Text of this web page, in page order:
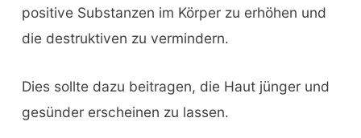
positive Substanzen im Körper zu erhöhen und
die destruktiven zu vermindern.
Dies sollte dazu beitragen, die Haut jünger und
gesünder erscheinen zu lassen.